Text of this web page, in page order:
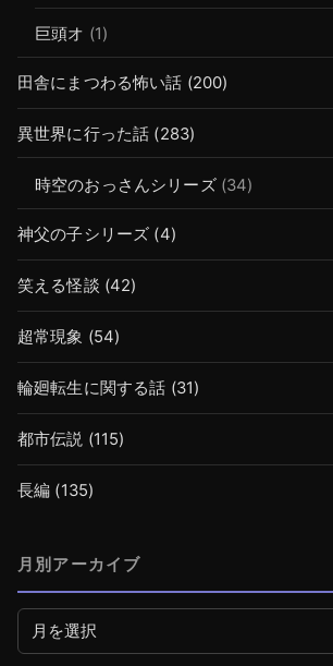
巨頭オ (1)
田舎にまつわる怖い話 (200)
異世界に行った話 (283)
時空のおっさんシリーズ(34)
神父の子シリーズ (4)
笑える怪談 (42)
超常現象 (54)
輪廻転生に関する話 (31)
都市伝説 (115)
長編 (135)
月別アーカイブ
月別アーカイブ